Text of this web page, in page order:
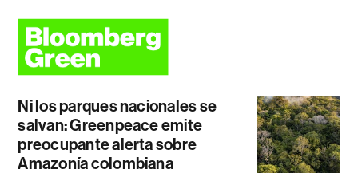
Ni los parques nacionales se
salvan: Greenpeace emite
preocupante alerta sobre
Amazonía colombiana